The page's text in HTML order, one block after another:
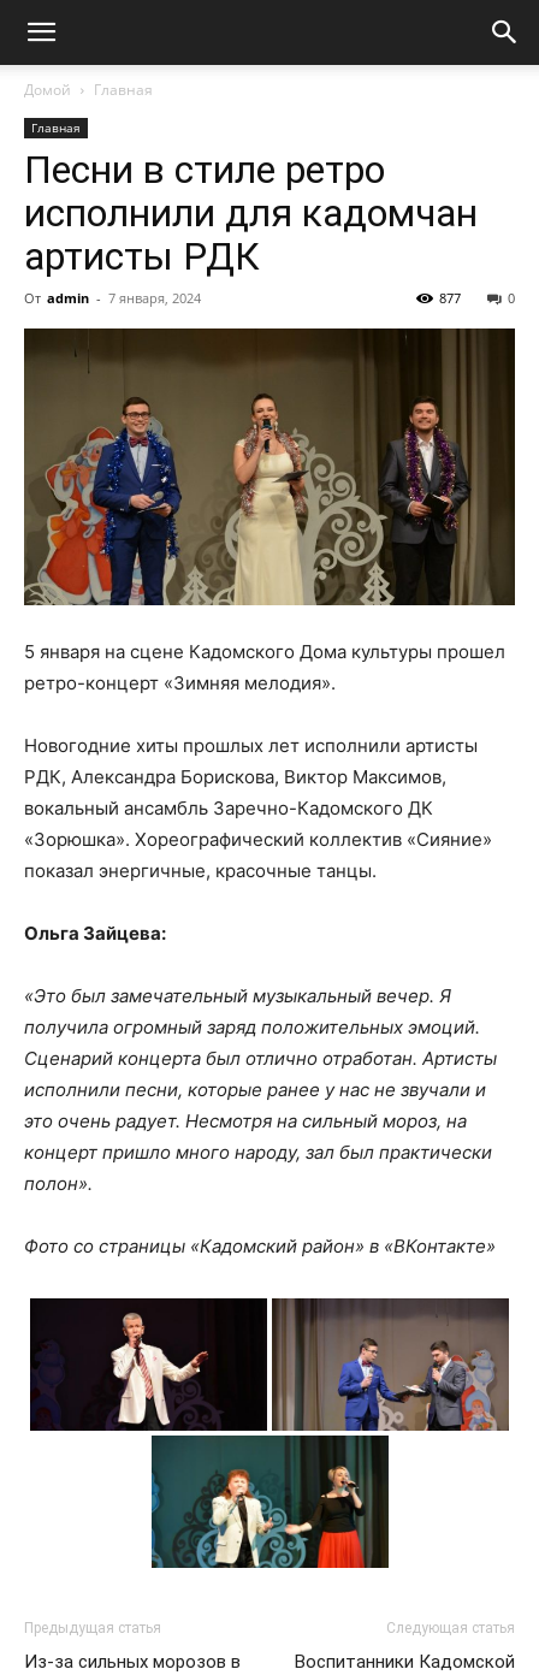
Домой Главная
Главная
Песни в стиле ретро
исполнили для кадомчан
артисты РДК
От admin - 7 января, 2024 0
877
5 января на сцене Кадомского Дома культуры прошел
ретро-концерт «Зимняя мелодия».
Новогодние хиты прошлых лет исполнили артисты
РДК, Александра Борискова, Виктор Максимов,
вокальный ансамбль Заречно-Кадомского ДК
«Зорюшка». Хореографический коллектив «Сияние»
показал энергичные, красочные танцы.
Ольга Зайцева:
«Это был замечательный музыкальный вечер. Я
получила огромный заряд положительных эмоций.
Сценарий концерта был отлично отработан. Артисты
исполнили песни, которые ранее у нас не звучали и
это очень радует. Несмотря на сильный мороз, на
концерт пришло много народу, зал был практически
полон».
Фото со страницы «Кадомский район» в «ВКонтакте»
Предыдущая статья
Из-за сильных морозов в
Следующая статья
Воспитанники Кадомской